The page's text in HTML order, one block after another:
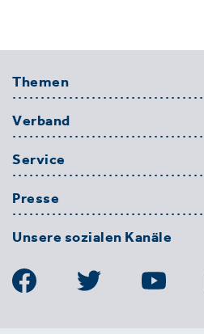
Themen
Verband
Service
Presse
Unsere sozialen Kanäle